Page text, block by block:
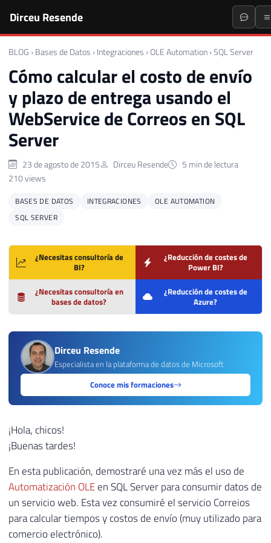
Dirceu Resende
BLOG › Bases de Datos › Integraciones › OLE Automation ›SQL Server
Cómo calcular el costo de envío
y plazo de entrega usando el
WebService de Correos en SQL
Server
23 de agosto de 2015 Dirceu Resende
5 min de lectura
210 views
BASES DE DATOS INTEGRACIONES
OLE AUTOMATION
SQL SERVER
¿Necesitas consultoría de
BI?
¿Reducción de costes de
Power BI?
¿Necesitas consultoría en
bases de datos?
¿Reducción de costes de
Azure?
Dirceu Resende
Especialista en la plataforma de datos de Microsoft
Conoce mis formaciones
¡Hola, chicos!
¡Buenas tardes!
En esta publicación, demostraré una vez más el uso de
Automatización OLEen SQL Server para consumir datos de
un servicio web. Esta vez consumiré el servicio Correios
para calcular tiempos y costos de envío (muy utilizado para
comercio electrónico).